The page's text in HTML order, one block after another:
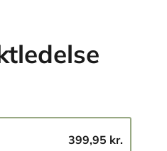
399,95 kr.